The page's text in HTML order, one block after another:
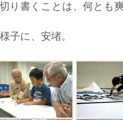
り書くことは、何とも
子に、安堵。